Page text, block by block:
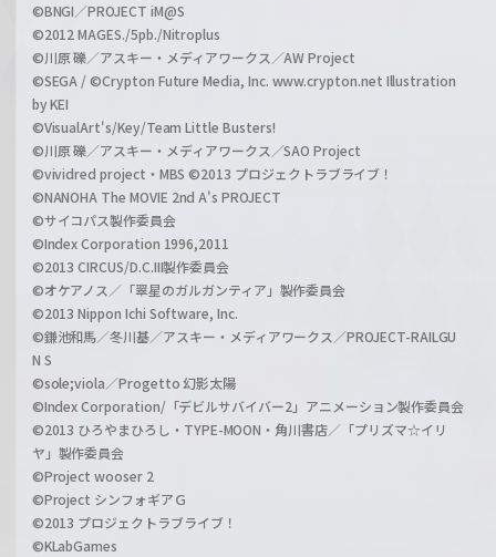
©BNGI／PROJECT iM@S
©2012 MAGES./5pb./Nitroplus
©川原 礫／アスキー・メディアワークス／AW Project
©SEGA / ©Crypton Future Media, Inc. www.crypton.net Illustration
by KEI
©VisualArt's/Key/Team Little Busters!
©川原 礫／アスキー・メディアワークス／SAO Project
©vividred project・MBS ©2013 プロジェクトラブライブ！
©NANOHA The MOVIE 2nd A's PROJECT
©サイコパス製作委員会
©Index Corporation 1996,2011
©2013 CIRCUS/D.C.III製作委員会
©オケアノス／「翠星のガルガンティア」製作委員会
©2013 Nippon Ichi Software, Inc.
©鎌池和馬／冬川基／アスキー・メディアワークス／PROJECT-RAILGU
N S
©sole;viola／Progetto 幻影太陽
©Index Corporation/「デビルサバイバー2」アニメーション製作委員会
©2013 ひろやまひろし・TYPE-MOON・角川書店／「プリズマ☆イリ
ヤ」製作委員会
©Project wooser 2
©Project シンフォギアＧ
©2013 プロジェクトラブライブ！
©KLabGames